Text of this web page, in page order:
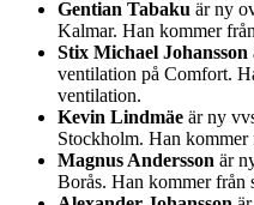
Gentian Tabaku är ny
Kalmar. Han kommer
Stix Michael Johansson
ventilation på Comfort.
ventilation.
Kevin Lindmäe är ny
Stockholm. Han
Magnus Andersson är
Borås. Han kommer från